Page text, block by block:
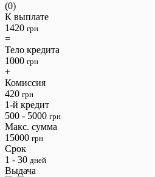
(0)
К выплате
1420 грн
=
Тело кредита
1000 грн
+
Комиссия
420 грн
1-й кредит
500 - 5000 грн
Макс. сумма
15000 грн
Срок
1 - 30 дней
Выдача